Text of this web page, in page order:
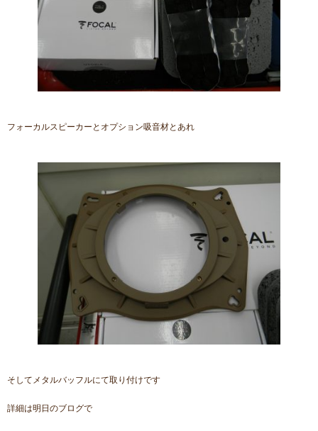
フォーカルスピーカーとオプション吸音材とあれ
そしてメタルバッフルにて取り付けです
詳細は明日のブログで